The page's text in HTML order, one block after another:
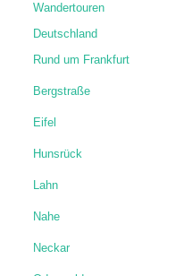
Wandertouren
Deutschland
Rund um Frankfurt
Bergstraße
Eifel
Hunsrück
Lahn
Nahe
Neckar